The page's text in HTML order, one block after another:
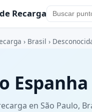
Recarga
› Brasil ›
en São Paulo,